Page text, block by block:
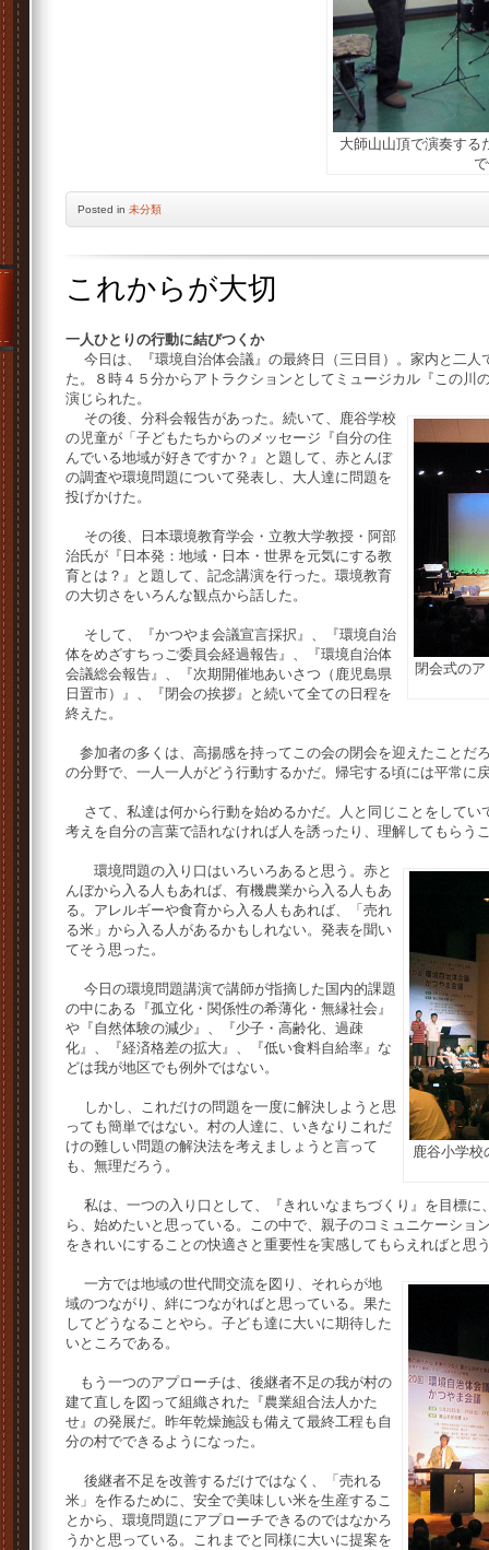
大師山山頂で演奏する
Posted in 未分類
これからが大切
一人ひとりの行動に結びつくか
今日は、『環境自治体会議』の最終日（三日目）。家内と二人
た。８時４５分からアトラクションとしてミュージカル『この川
演じられた。
閉会式の
その後、分科会報告があった。続いて、鹿谷学校
の児童が「子どもたちからのメッセージ『自分の住
んでいる地域が好きですか？』と題して、赤とんぼ
の調査や環境問題について発表し、大人達に問題を
投げかけた。
その後、日本環境教育学会・立教大学教授・阿部
治氏が『日本発：地域・日本・世界を元気にする教
育とは？』と題して、記念講演を行った。環境教育
の大切さをいろんな観点から話した。
そして、『かつやま会議宣言採択』、『環境自治
体をめざすちっご委員会経過報告』、『環境自治体
会議総会報告』、『次期開催地あいさつ（鹿児島県
日置市）』、『閉会の挨拶』と続いて全ての日程を
終えた。
参加者の多くは、高揚感を持ってこの会の閉会を迎えたことだ
の分野で、一人一人がどう行動するかだ。帰宅する頃には平常に
さて、私達は何から行動を始めるかだ。人と同じことをしてい
考えを自分の言葉で語れなければ人を誘ったり、理解してもらう
鹿谷小学校
環境問題の入り口はいろいろあると思う。赤と
んぼから入る人もあれば、有機農業から入る人もあ
る。アレルギーや食育から入る人もあれば、「売れ
る米」から入る人があるかもしれない。発表を聞い
てそう思った。
今日の環境問題講演で講師が指摘した国内的課題
の中にある『孤立化・関係性の希薄化・無縁社会』
や『自然体験の減少』、『少子・高齢化、過疎
化』、『経済格差の拡大』、『低い食料自給率』な
どは我が地区でも例外ではない。
しかし、これだけの問題を一度に解決しようと思
っても簡単ではない。村の人達に、いきなりこれだ
けの難しい問題の解決法を考えましょうと言って
も、無理だろう。
私は、一つの入り口として、『きれいなまちづくり』を目標に
ら、始めたいと思っている。この中で、親子のコミュニケーショ
をきれいにすることの快適さと重要性を実感してもらえればと思
一方では地域の世代間交流を図り、それらが地
域のつながり、絆につながればと思っている。果た
してどうなることやら。子ども達に大いに期待した
いところである。
もう一つのアプローチは、後継者不足の我が村の
建て直しを図って組織された『農業組合法人かた
せ』の発展だ。昨年乾燥施設も備えて最終工程も自
分の村でできるようになった。
後継者不足を改善するだけではなく、「売れる
米」を作るために、安全で美味しい米を生産するこ
とから、環境問題にアプローチできるのではなかろ
うかと思っている。これまでと同様に大いに提案を